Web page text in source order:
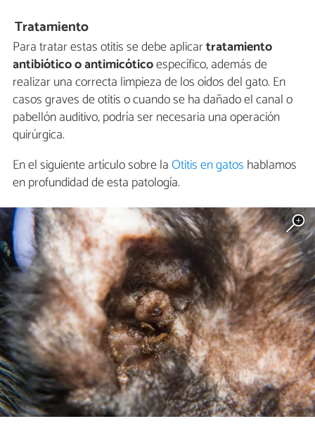
Tratamiento
Para tratar estas otitis se debe aplicartratamiento
antibiótico o antimicóticoespecífico, además de
realizar una correcta limpieza de los oídos del gato. En
casos graves de otitis o cuando se ha dañado el canal o
pabellón auditivo, podría ser necesaria una operación
quirúrgica.
En el siguiente artículo sobre laOtitis en gatos hablamos
en profundidad de esta patología.